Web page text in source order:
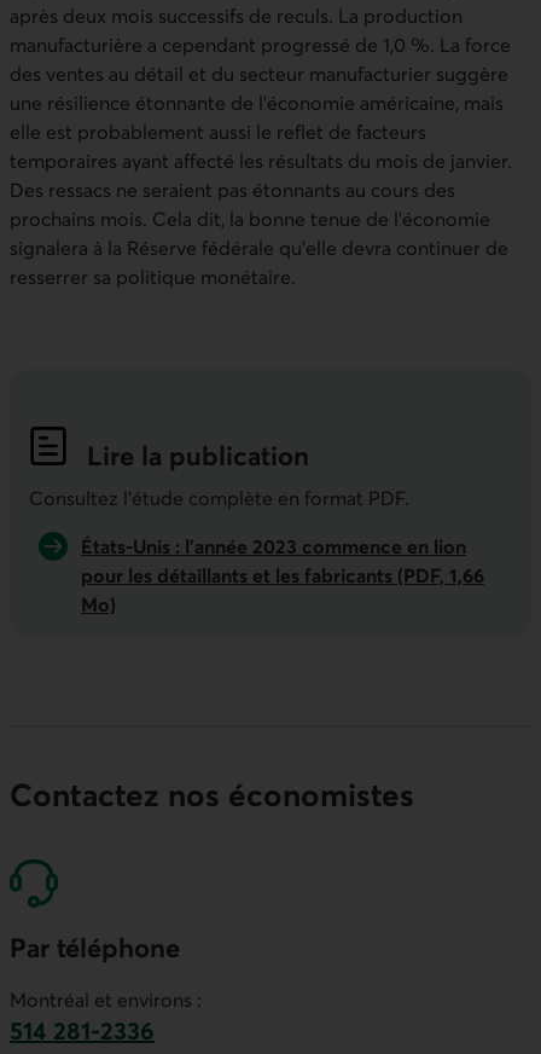
après deux mois successifs de reculs. La production
manufacturière a cependant progressé de 1,0 %. La force
des ventes au détail et du secteur manufacturier suggère
une résilience étonnante de l’économie américaine, mais
elle est probablement aussi le reflet de facteurs
temporaires ayant affecté les résultats du mois de janvier.
Des ressacs ne seraient pas étonnants au cours des
prochains mois. Cela dit, la bonne tenue de l’économie
signalera à la Réserve fédérale qu’elle devra continuer de
resserrer sa politique monétaire.
Lire la publication
Indicateurs économiques de la
Consultez l'étude complète en format PDF.
États-Unis : l’année 2023 commence en lion
pour les détaillants et les fabricants (PDF, 1,66
Mo)
Contactez nos économistes
Par téléphone
Montréal et environs :
514 281-2336